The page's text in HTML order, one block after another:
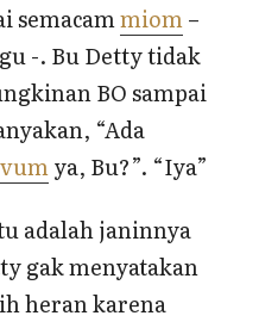
semacammiom–
-. Bu Detty tidak
BO sampai
“Ada
ya, Bu?”. “Iya”
adalah janinnya
gak menyatakan
heran karena